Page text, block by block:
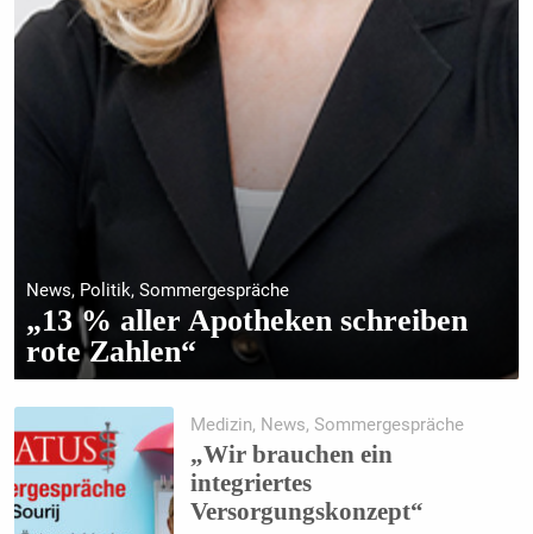
News, Politik, Sommergespräche
„13 % aller Apotheken schreiben
rote Zahlen“
Medizin, News, Sommergespräche
„Wir brauchen ein
integriertes
Versorgungskonzept“